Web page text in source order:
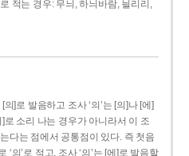
적는 경우: 무늬, 하늬바람, 늴리리,
의]로 발음하고 조사 ‘의’는 [의]나 [에]
로 소리 나는 경우가 아니라서 이 조
다는 점에서 공통점이 있다. 즉 첫음
‘의’로 적고, 조사 ‘의’는 [에]로 발음할